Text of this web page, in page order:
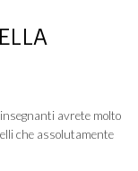
avrete molto
che assolutamente